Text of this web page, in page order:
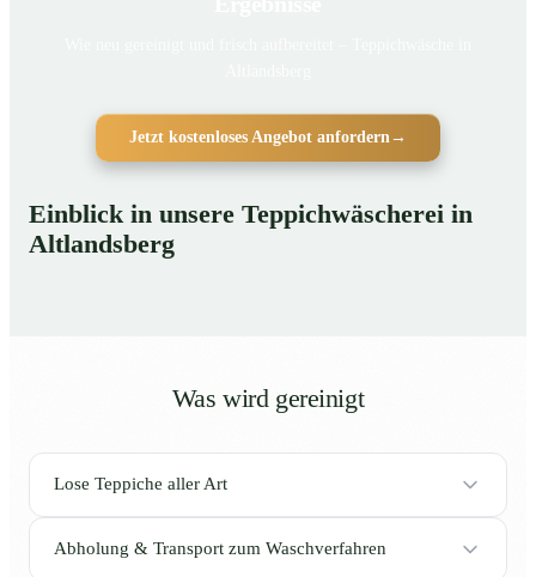
Jetzt kostenloses Angebot anfordern →
Einblick in unsere Teppichwäscherei in
Altlandsberg
Was wird gereinigt
Lose Teppiche aller Art
Abholung & Transport zum Waschverfahren